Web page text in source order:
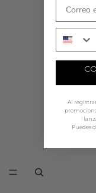
Al
Puedes